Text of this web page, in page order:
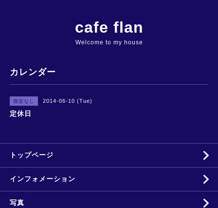
cafe flan
Welcome to my house
カレンダー
指定なし 2014-06-10 (Tue)
定休日
トップページ
インフォメーション
写真